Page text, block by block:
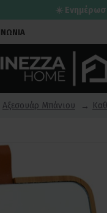
☀️
Αξεσουάρ Μπάνιου